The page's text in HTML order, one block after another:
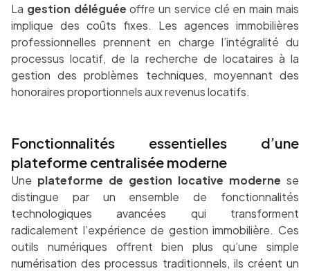
La gestion déléguée offre un service clé en main mais
implique des coûts fixes. Les agences immobilières
professionnelles prennent en charge l’intégralité du
processus locatif, de la recherche de locataires à la
gestion des problèmes techniques, moyennant des
honoraires proportionnels aux revenus locatifs.
Fonctionnalités essentielles d’une
plateforme centralisée moderne
Une plateforme de gestion locative moderne se
distingue par un ensemble de fonctionnalités
technologiques avancées qui transforment
radicalement l’expérience de gestion immobilière. Ces
outils numériques offrent bien plus qu’une simple
numérisation des processus traditionnels, ils créent un